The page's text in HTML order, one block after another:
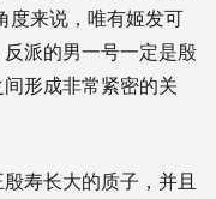
度来说，唯有姬发可
派的男一号一定是殷
形成非常紧密的关
寿长大的质子，并且